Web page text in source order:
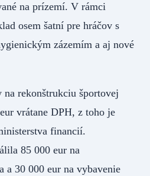
na prízemí. V rámci
osem šatní pre hráčov s
zázemím a aj nové
na rekonštrukciu športovej
vrátane DPH, z toho je
financií.
85 000 eur na
a 30 000 eur na vybavenie